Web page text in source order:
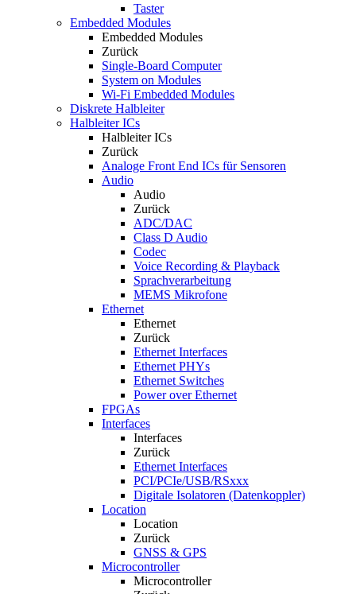
Taster
Embedded Modules
Embedded Modules
Zurück
Single-Board Computer
System on Modules
Wi-Fi Embedded Modules
Diskrete Halbleiter
Halbleiter ICs
Halbleiter ICs
Zurück
Analoge Front End ICs für Sensoren
Audio
Audio
Zurück
ADC/DAC
Class D Audio
Codec
Voice Recording & Playback
Sprachverarbeitung
MEMS Mikrofone
Ethernet
Ethernet
Zurück
Ethernet Interfaces
Ethernet PHYs
Ethernet Switches
Power over Ethernet
FPGAs
Interfaces
Interfaces
Zurück
Ethernet Interfaces
PCI/PCIe/USB/RSxxx
Digitale Isolatoren (Datenkoppler)
Location
Location
Zurück
GNSS & GPS
Microcontroller
Microcontroller